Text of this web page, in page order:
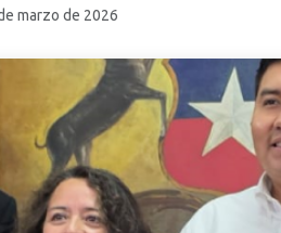
marzo de 2026